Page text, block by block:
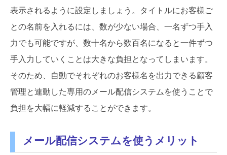
表示されるように設定しましょう。タイトルにお客様ご
との名前を入れるには、数が少ない場合、一名ずつ手入
力でも可能ですが、数十名から数百名になると一件ずつ
手入力していくことは大きな負担となってしまいます。
そのため、自動でそれぞれのお客様名を出力できる顧客
管理と連動した専用のメール配信システムを使うことで
負担を大幅に軽減することができます。
メール配信システムを使うメリット